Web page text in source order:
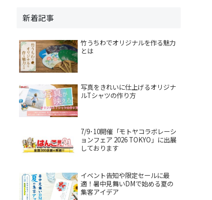
新着記事
竹うちわでオリジナルを作る魅力
とは
写真をきれいに仕上げるオリジナ
ルTシャツの作り方
7/9･10開催「モトヤコラボレーシ
ョンフェア 2026 TOKYO」に出展
しております
イベント告知や限定セールに最
適！暑中見舞いDMで始める夏の
集客アイデア